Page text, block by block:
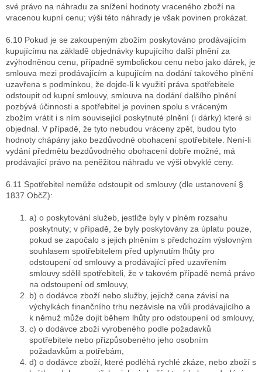
své právo na náhradu za snížení hodnoty vraceného zboží na
vracenou kupní cenu; výši této náhrady je však povinen prokázat.
6.10 Pokud je se zakoupeným zbožím poskytováno prodávajícím
kupujícímu na základě objednávky kupujícího další plnění za
zvýhodněnou cenu, případně symbolickou cenu nebo jako dárek, je
smlouva mezi prodávajícím a kupujícím na dodání takového plnění
uzavřena s podmínkou, že dojde-li k využití práva spotřebitele
odstoupit od kupní smlouvy, smlouva na dodání dalšího plnění
pozbývá účinnosti a spotřebitel je povinen spolu s vráceným
zbožím vrátit i s ním související poskytnuté plnění (i dárky) které si
objednal. V případě, že tyto nebudou vráceny zpět, budou tyto
hodnoty chápány jako bezdůvodné obohacení spotřebitele. Není-li
vydání předmětu bezdůvodného obohacení dobře možné, má
prodávající právo na peněžitou náhradu ve výši obvyklé ceny.
6.11 Spotřebitel nemůže odstoupit od smlouvy (dle ustanovení §
1837 ObčZ):
a) o poskytování služeb, jestliže byly v plném rozsahu
poskytnuty; v případě, že byly poskytovány za úplatu pouze,
pokud se započalo s jejich plněním s předchozím výslovným
souhlasem spotřebitelem před uplynutím lhůty pro
odstoupení od smlouvy a prodávající před uzavřením
smlouvy sdělil spotřebiteli, že v takovém případě nemá právo
na odstoupení od smlouvy,
b) o dodávce zboží nebo služby, jejichž cena závisí na
výchylkách finančního trhu nezávisle na vůli prodávajícího a
k němuž může dojít během lhůty pro odstoupení od smlouvy,
c) o dodávce zboží vyrobeného podle požadavků
spotřebitele nebo přizpůsobeného jeho osobním
požadavkům a potřebám,
d) o dodávce zboží, které podléhá rychlé zkáze, nebo zboží s